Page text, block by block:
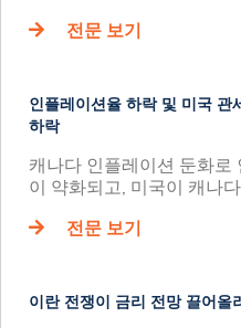
전문 보기
인플레이션율 하락 및 미국
하락
캐나다 인플레이션 둔화로
이 약화되고, 미국이 캐나
전문 보기
이란 전쟁이 금리 전망 끌어